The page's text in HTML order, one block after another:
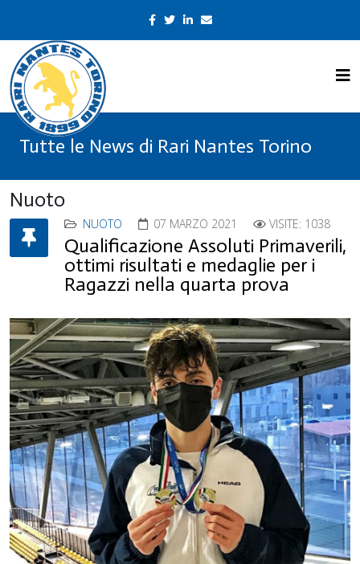
Tutte le News di Rari Nantes Torino
Nuoto
NUOTO 07 MARZO 2021 VISITE: 1038
Qualificazione Assoluti Primaverili,
ottimi risultati e medaglie per i
Ragazzi nella quarta prova